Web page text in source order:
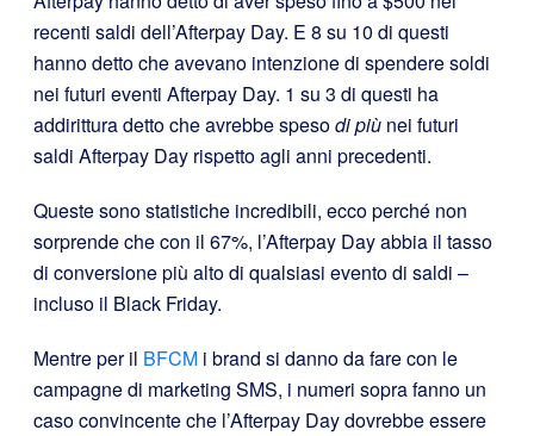
recenti saldi dell’Afterpay Day. E 8 su 10 di questi
hanno detto che avevano intenzione di spendere soldi
nei futuri eventi Afterpay Day. 1 su 3 di questi ha
addirittura detto che avrebbe spesodi più nei futuri
saldi Afterpay Day rispetto agli anni precedenti.
Queste sono statistiche incredibili, ecco perché non
sorprende che con il 67%, l’Afterpay Day abbia il tasso
di conversione più alto di qualsiasi evento di saldi –
incluso il Black Friday.
Mentre per il BFCM i brand si danno da fare con le
campagne di marketing SMS, i numeri sopra fanno un
caso convincente che l’Afterpay Day dovrebbe essere